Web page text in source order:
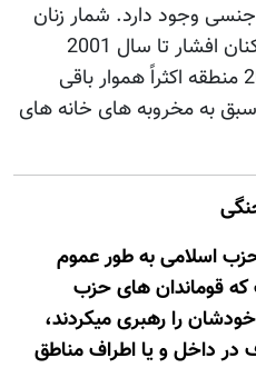
جنسی وجود دارد. شمار زنان
تجاوز شده نامعلوم است. ساکنان افشار تا سال 2001
برنگشتند. در اواسط سال 2005 منطقه اکثراً هموار باقی
به مخروبه های خانه های
اسلامی به طور عموم
که قوماندان های حزب
را رهبری میکردند،
داخل و یا اطراف مناطق